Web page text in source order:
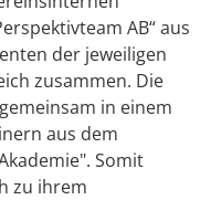
AB“ aus
der jeweiligen
zusammen. Die
in einem
aus dem
Somit
zu ihrem